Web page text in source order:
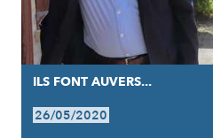
ILS FONT AUVERS...
26/05/2020